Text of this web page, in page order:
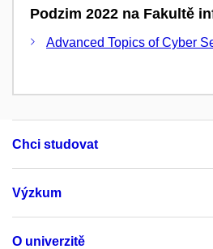
Podzim 2022 na Fakultě
Advanced Topics of Cyber
Chci studovat
Výzkum
O univerzitě